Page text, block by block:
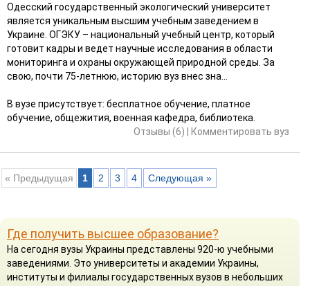
Одесский государственный экологический университет
является уникальным высшим учебным заведением в
Украине. ОГЭКУ – национальный учебный центр, который
готовит кадры и ведет научные исследования в области
мониторинга и охраны окружающей природной среды. За
свою, почти 75-летнюю, историю вуз внес зна...
В вузе присутствует: бесплатное обучение, платное
обучение, общежития, военная кафедра, библиотека.
Отзывы (6)
Комментировать вуз
« Предыдущая 1 2 3 4 Следующая »
Где получить высшее образование?
На сегодня вузы Украины представлены 920-ю учебными
заведениями. Это университеты и академии Украины,
институты и филиалы государственных вузов в небольших